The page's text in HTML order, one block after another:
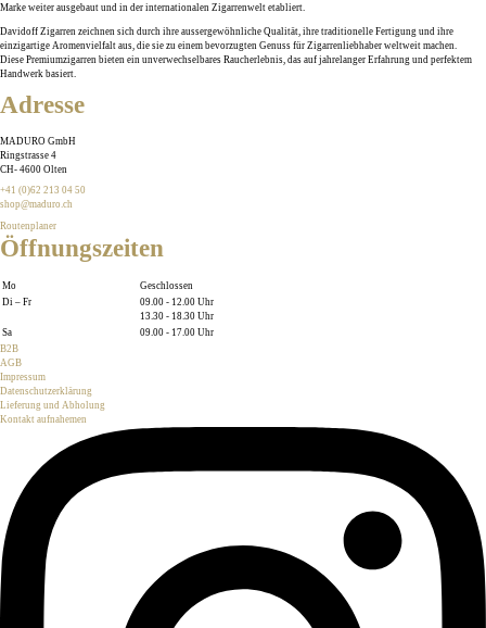
Marke weiter ausgebaut und in der internationalen Zigarrenwelt etabliert.
Davidoff Zigarren zeichnen sich durch ihre aussergewöhnliche Qualität , ihre traditionelle Fertigung und ihre
einzigartige Aromenvielfalt aus, die sie zu einem bevorzugten Genuss für Zigarrenliebhaber weltweit machen.
Diese Premiumzigarren bieten ein unverwechselbares Raucherlebnis, das auf jahrelanger Erfahrung und perfektem
Handwerk basiert.
Adresse
MADURO GmbH
Ringstrasse 4
CH- 4600 Olten
+41 (0)62 213 04 50
shop@maduro.ch
Routenplaner
Öffnungszeiten
Mo
Geschlossen
Di – Fr
09.00 - 12.00 Uhr
13.30 - 18.30 Uhr
Sa
09.00 - 17.00 Uhr
B2B
AGB
Impressum
Datenschutzerklärung
Lieferung und Abholung
Kontakt aufnahemen